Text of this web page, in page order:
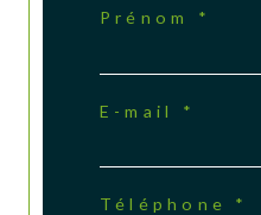
Prénom *
E-mail *
Téléphone *